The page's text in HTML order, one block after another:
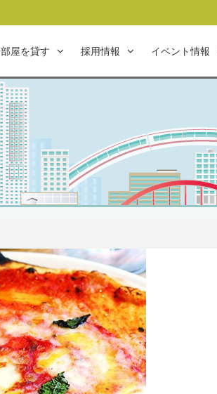
部屋を貸す 採用情報 イベント情報